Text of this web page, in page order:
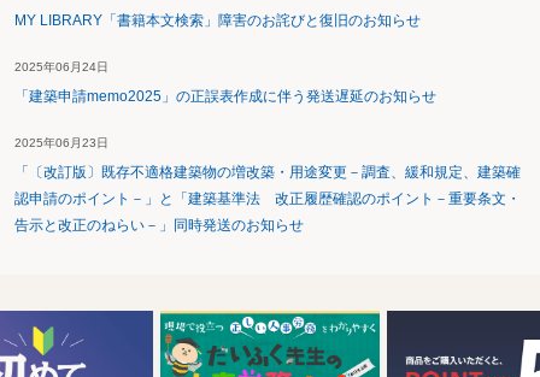
MY LIBRARY「書籍本文検索」障害のお詫びと復旧のお知らせ
2025年06月24日
「建築申請memo2025」の正誤表作成に伴う発送遅延のお知らせ
2025年06月23日
「〔改訂版〕既存不適格建築物の増改築・用途変更－調査、緩和規定、建築確
認申請のポイント－」と「建築基準法 改正履歴確認のポイント－重要条文・
告示と改正のねらい－」同時発送のお知らせ